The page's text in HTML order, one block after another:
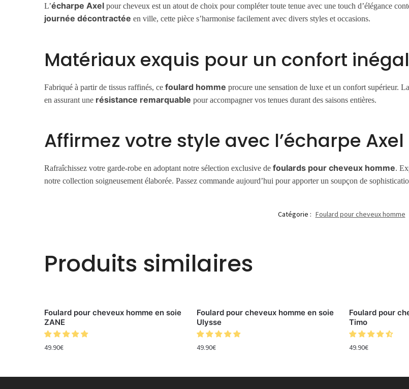
L’écharpe Axel pour cheveux est un atout de choix pour compléter toute tenue avec une touch d’élégance
journée décontractée en ville, cette pièce s’harmonise facilement avec divers styles et occasions.
Matériaux exquis pour un confort
Fabriqué à partir de tissus raffinés, cefoulard homme procure une sensation de luxe et un confort supérieur.
en assurant une résistance remarquable pour accompagner vos tenues durant des saisons entières.
Affirmez votre style avec l’écharpe Axel
Rafraîchissez votre garde-robe en adoptant notre sélection exclusive defoulards pour cheveux homme.
notre collection soigneusement élaborée. Passez commande aujourd’hui pour apporter un soupçon de
Catégorie : Foulard pour cheveux homme
Produits similaires
Foulard pour cheveux homme en soie
ZANE
49.90€
Foulard pour cheveux homme en soie
Ulysse
49.90€
Foulard pour
Timo
49.90€